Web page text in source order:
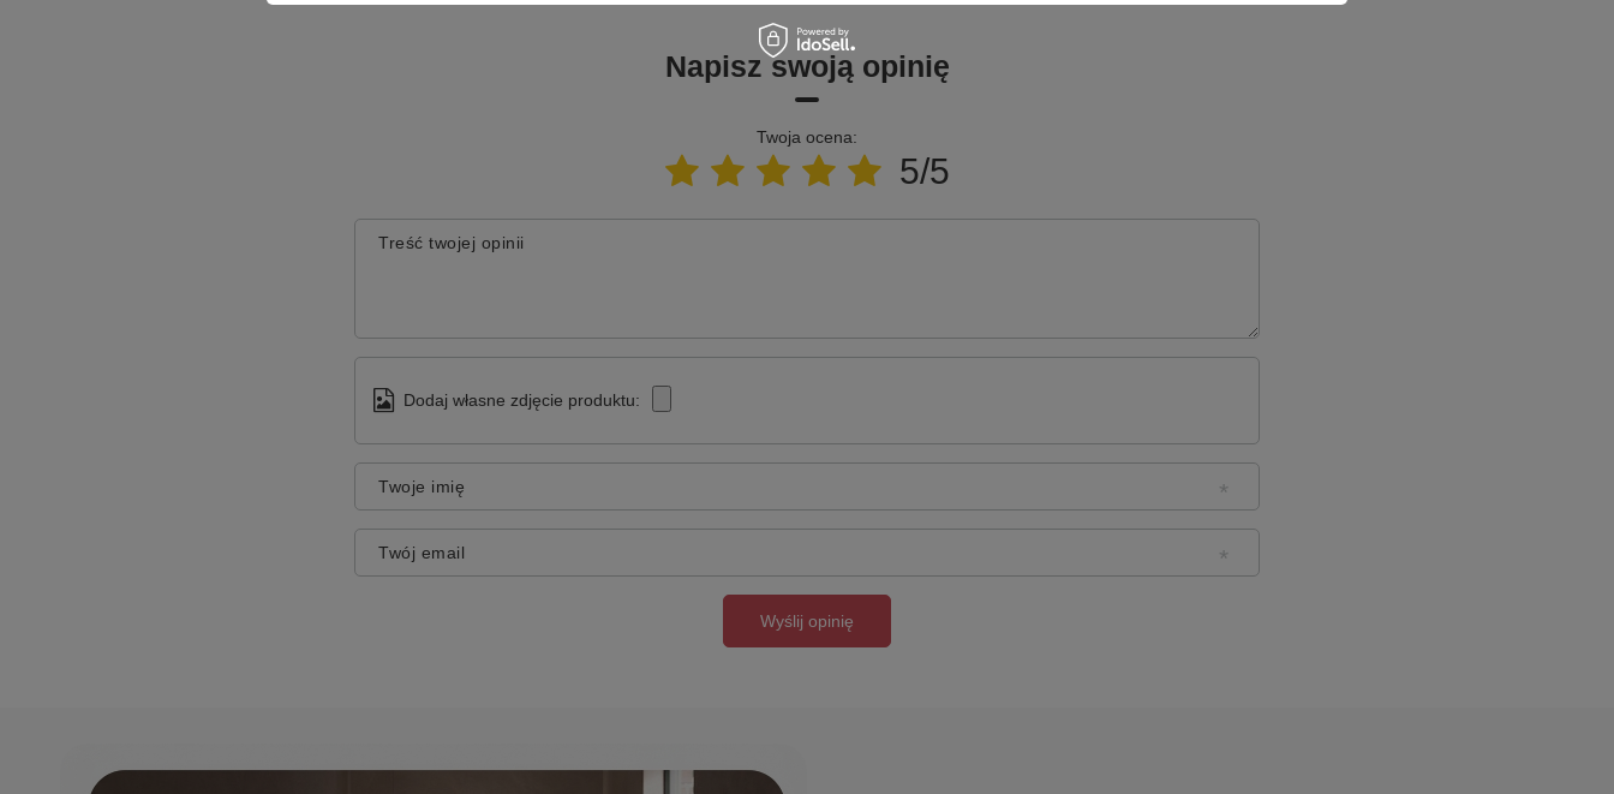
Napisz swoją opinię
Twoja ocena:
5/5
Treść twojej opinii
Dodaj własne zdjęcie produktu:
Twoje imię
Twój email
Wyślij opinię